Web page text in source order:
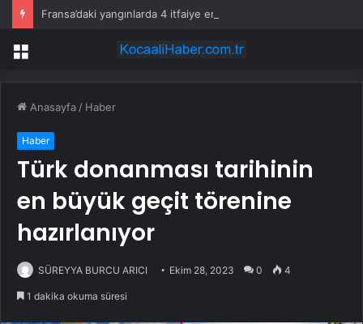
Fransa’daki yangınlarda 4 itfaiye eri hayatını kaybetti
Menü
Anasayfa / Haber
Haber
Türk donanması tarihinin
en büyük geçit törenine
hazırlanıyor
SÜREYYA BURCU ARICI Ekim 28, 2023 0 4
1 dakika okuma süresi